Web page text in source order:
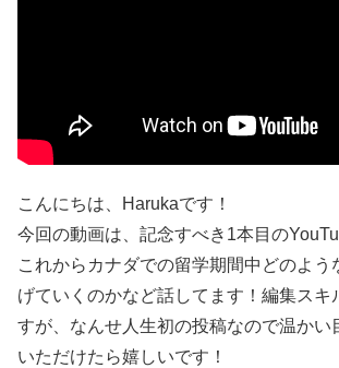
こんにちは、Harukaです！
今回の動画は、記念すべき1本目の
これからカナダでの留学期間中どのよう
げていくのかなど話してます！編集スキ
すが、なんせ人生初の投稿なので温かい
いただけたら嬉しいです！